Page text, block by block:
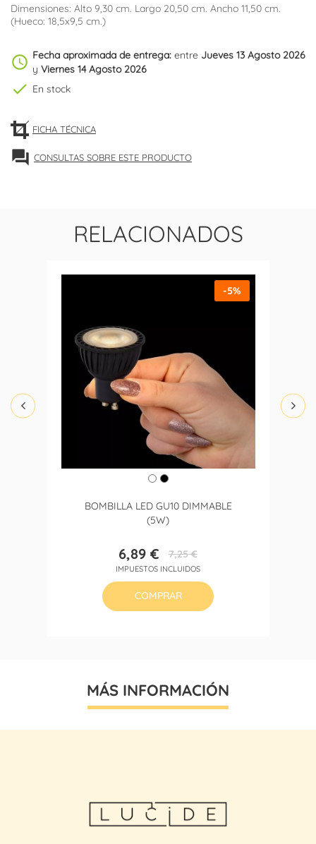
Dimensiones: Alto 9,30 cm. Largo 20,50 cm. Ancho 11,50 cm.
(Hueco: 18,5x9,5 cm.)
schedule Fecha aproximada de entrega: entre Jueves 13 Agosto 2026
y Viernes 14 Agosto 2026
check En stock
FICHA TÉCNICA
forum CONSULTAS SOBRE ESTE PRODUCTO
RELACIONADOS
BOMBILLA LED GU10 DIMMABLE
(5W)
Precio
6,89 €Precio
base
7,25 €
IMPUESTOS INCLUIDOS
-5%
COMPRAR
MÁS INFORMACIÓN